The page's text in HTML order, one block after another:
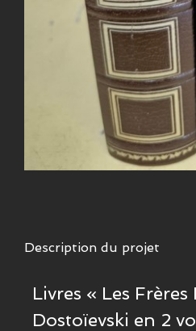
Description du projet
Livres « Les
Dostoïevski en 2